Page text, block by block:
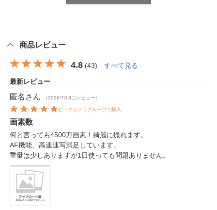
商品レビュー
4.8 (43) すべて見る
最新レビュー
匿名 さん （2026/7/13にレビュー）
ビックカメラグループで購入
画素数
何と言っても4500万画素！綺麗に撮れます。
AF機能、高速連写満足しています。
重量は少しありますが1日使っても問題ありません。